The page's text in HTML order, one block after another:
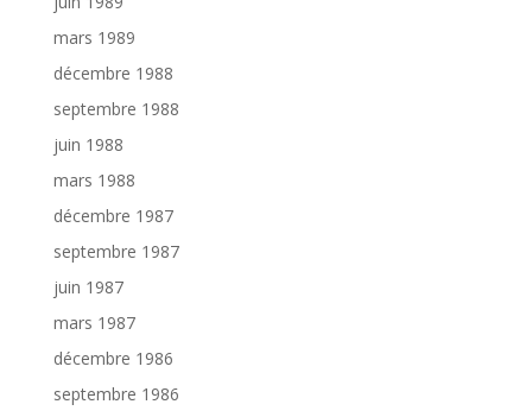
mars 1989
décembre 1988
septembre 1988
juin 1988
mars 1988
décembre 1987
septembre 1987
juin 1987
mars 1987
décembre 1986
septembre 1986